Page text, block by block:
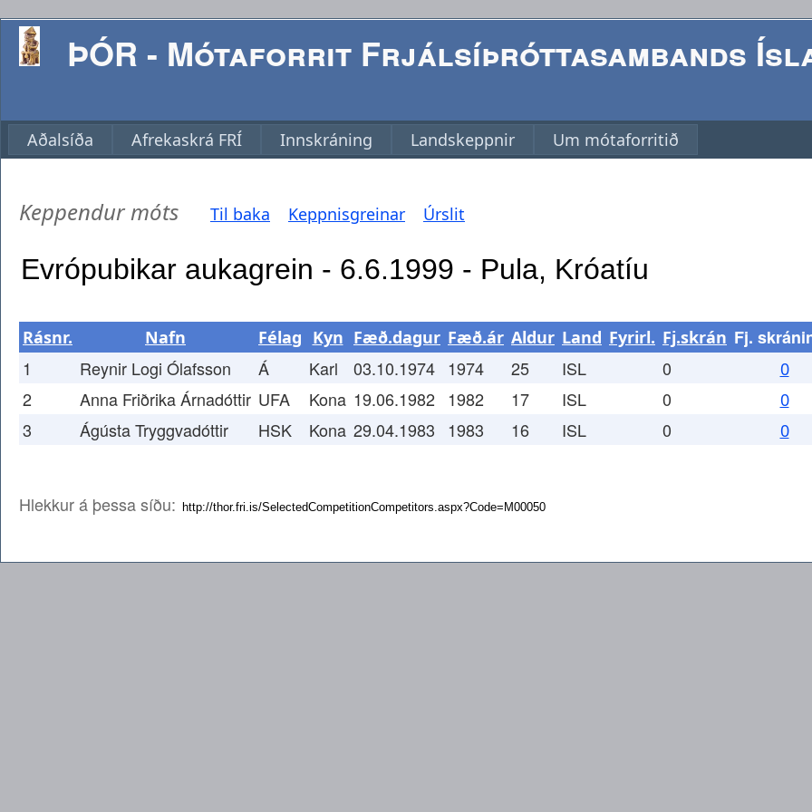
ÞÓR - Mótaforrit Frjálsíþróttasambands
Aðalsíða
Afrekaskrá FRÍ Innskráning Landskeppnir Um mótaforritið
Keppendur móts Til baka Keppnisgreinar Úrslit
Rásnr. Nafn Félag Kyn Fæð.dagur Fæð.ár Aldur Land Fyrirl. Fj.skrán Fj.
1
Reynir Logi Ólafsson Á Karl 03.10.1974 1974 25 ISL 0 0
2 Anna Friðrika Árnadóttir UFA Kona 19.06.1982 1982 17 ISL 0 0
3 Ágústa Tryggvadóttir HSK Kona 29.04.1983 1983 16 ISL 0 0
Hlekkur á þessa síðu: